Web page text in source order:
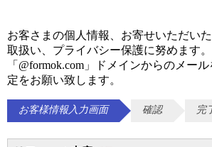
お客さまの個人情報、お寄せいただい
取扱い、プライバシー保護に努めます。
「@formok.com」ドメインからのメー
定をお願い致します。
お客様情報入力画面 確認 完